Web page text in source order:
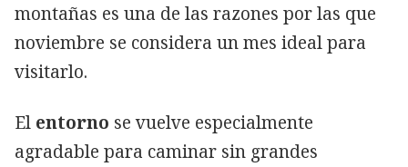
montañas es una de las razones por las que
noviembre se considera un mes ideal para
visitarlo.
El entorno se vuelve especialmente
agradable para caminar sin grandes